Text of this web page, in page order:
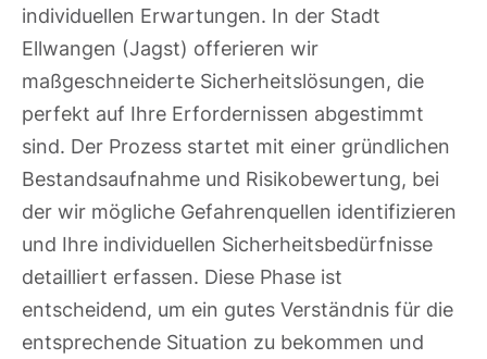
individuellen Erwartungen. In der Stadt
Ellwangen (Jagst) offerieren wir
maßgeschneiderte Sicherheitslösungen, die
perfekt auf Ihre Erfordernissen abgestimmt
sind. Der Prozess startet mit einer gründlichen
Bestandsaufnahme und Risikobewertung, bei
der wir mögliche Gefahrenquellen identifizieren
und Ihre individuellen Sicherheitsbedürfnisse
detailliert erfassen. Diese Phase ist
entscheidend, um ein gutes Verständnis für die
entsprechende Situation zu bekommen und